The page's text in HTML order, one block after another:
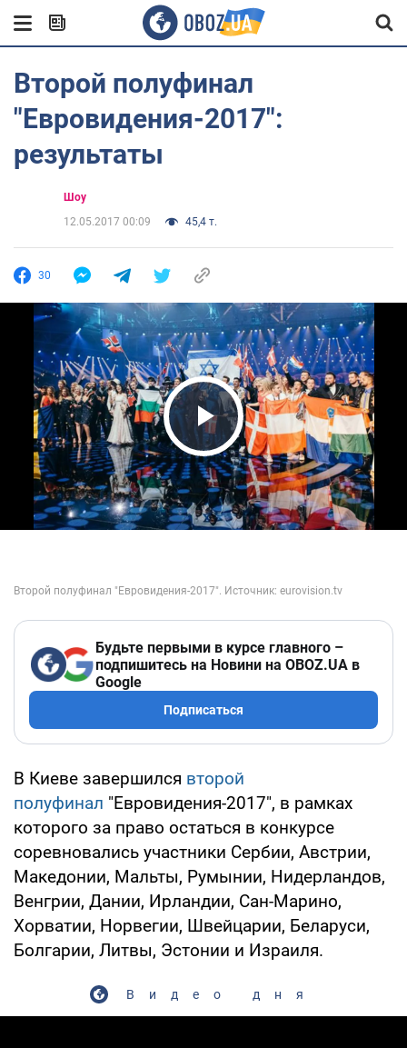
Второй полуфинал
"Евровидения-2017":
результаты
Шоу
12.05.2017 00:09
45,4 т.
30
Play Video
Будьте первыми в курсе главного –
подпишитесь на Новини на OBOZ.UA в
Google
Подписаться
В Киеве завершился второй
полуфинал "Евровидения-2017", в рамках
которого за право остаться в конкурсе
соревновались участники Сербии, Австрии,
Македонии, Мальты, Румынии, Нидерландов,
Венгрии, Дании, Ирландии, Сан-Марино,
Хорватии, Норвегии, Швейцарии, Беларуси,
Болгарии, Литвы, Эстонии и Израиля.
Видео дня